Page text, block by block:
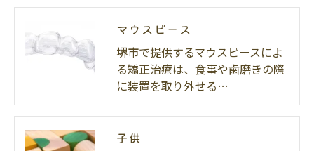
マウスピース
堺市で提供するマウスピースによ
る矯正治療は、食事や歯磨きの際
に装置を取り外せる…
子供